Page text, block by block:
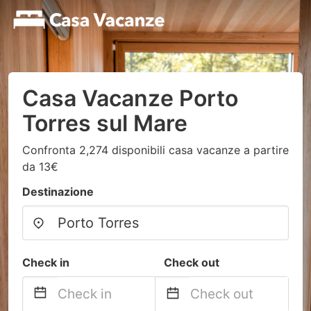
Casa Vacanze Porto
Torres sul Mare
Confronta 2,274 disponibili casa vacanze a partire
da 13€
Destinazione
Check in Check out